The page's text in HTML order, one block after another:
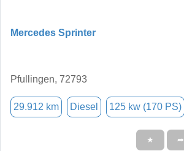
Mercedes Sprinter
Pfullingen, 72793
29.912 km Diesel 125 kw (170 PS)
★ ➦